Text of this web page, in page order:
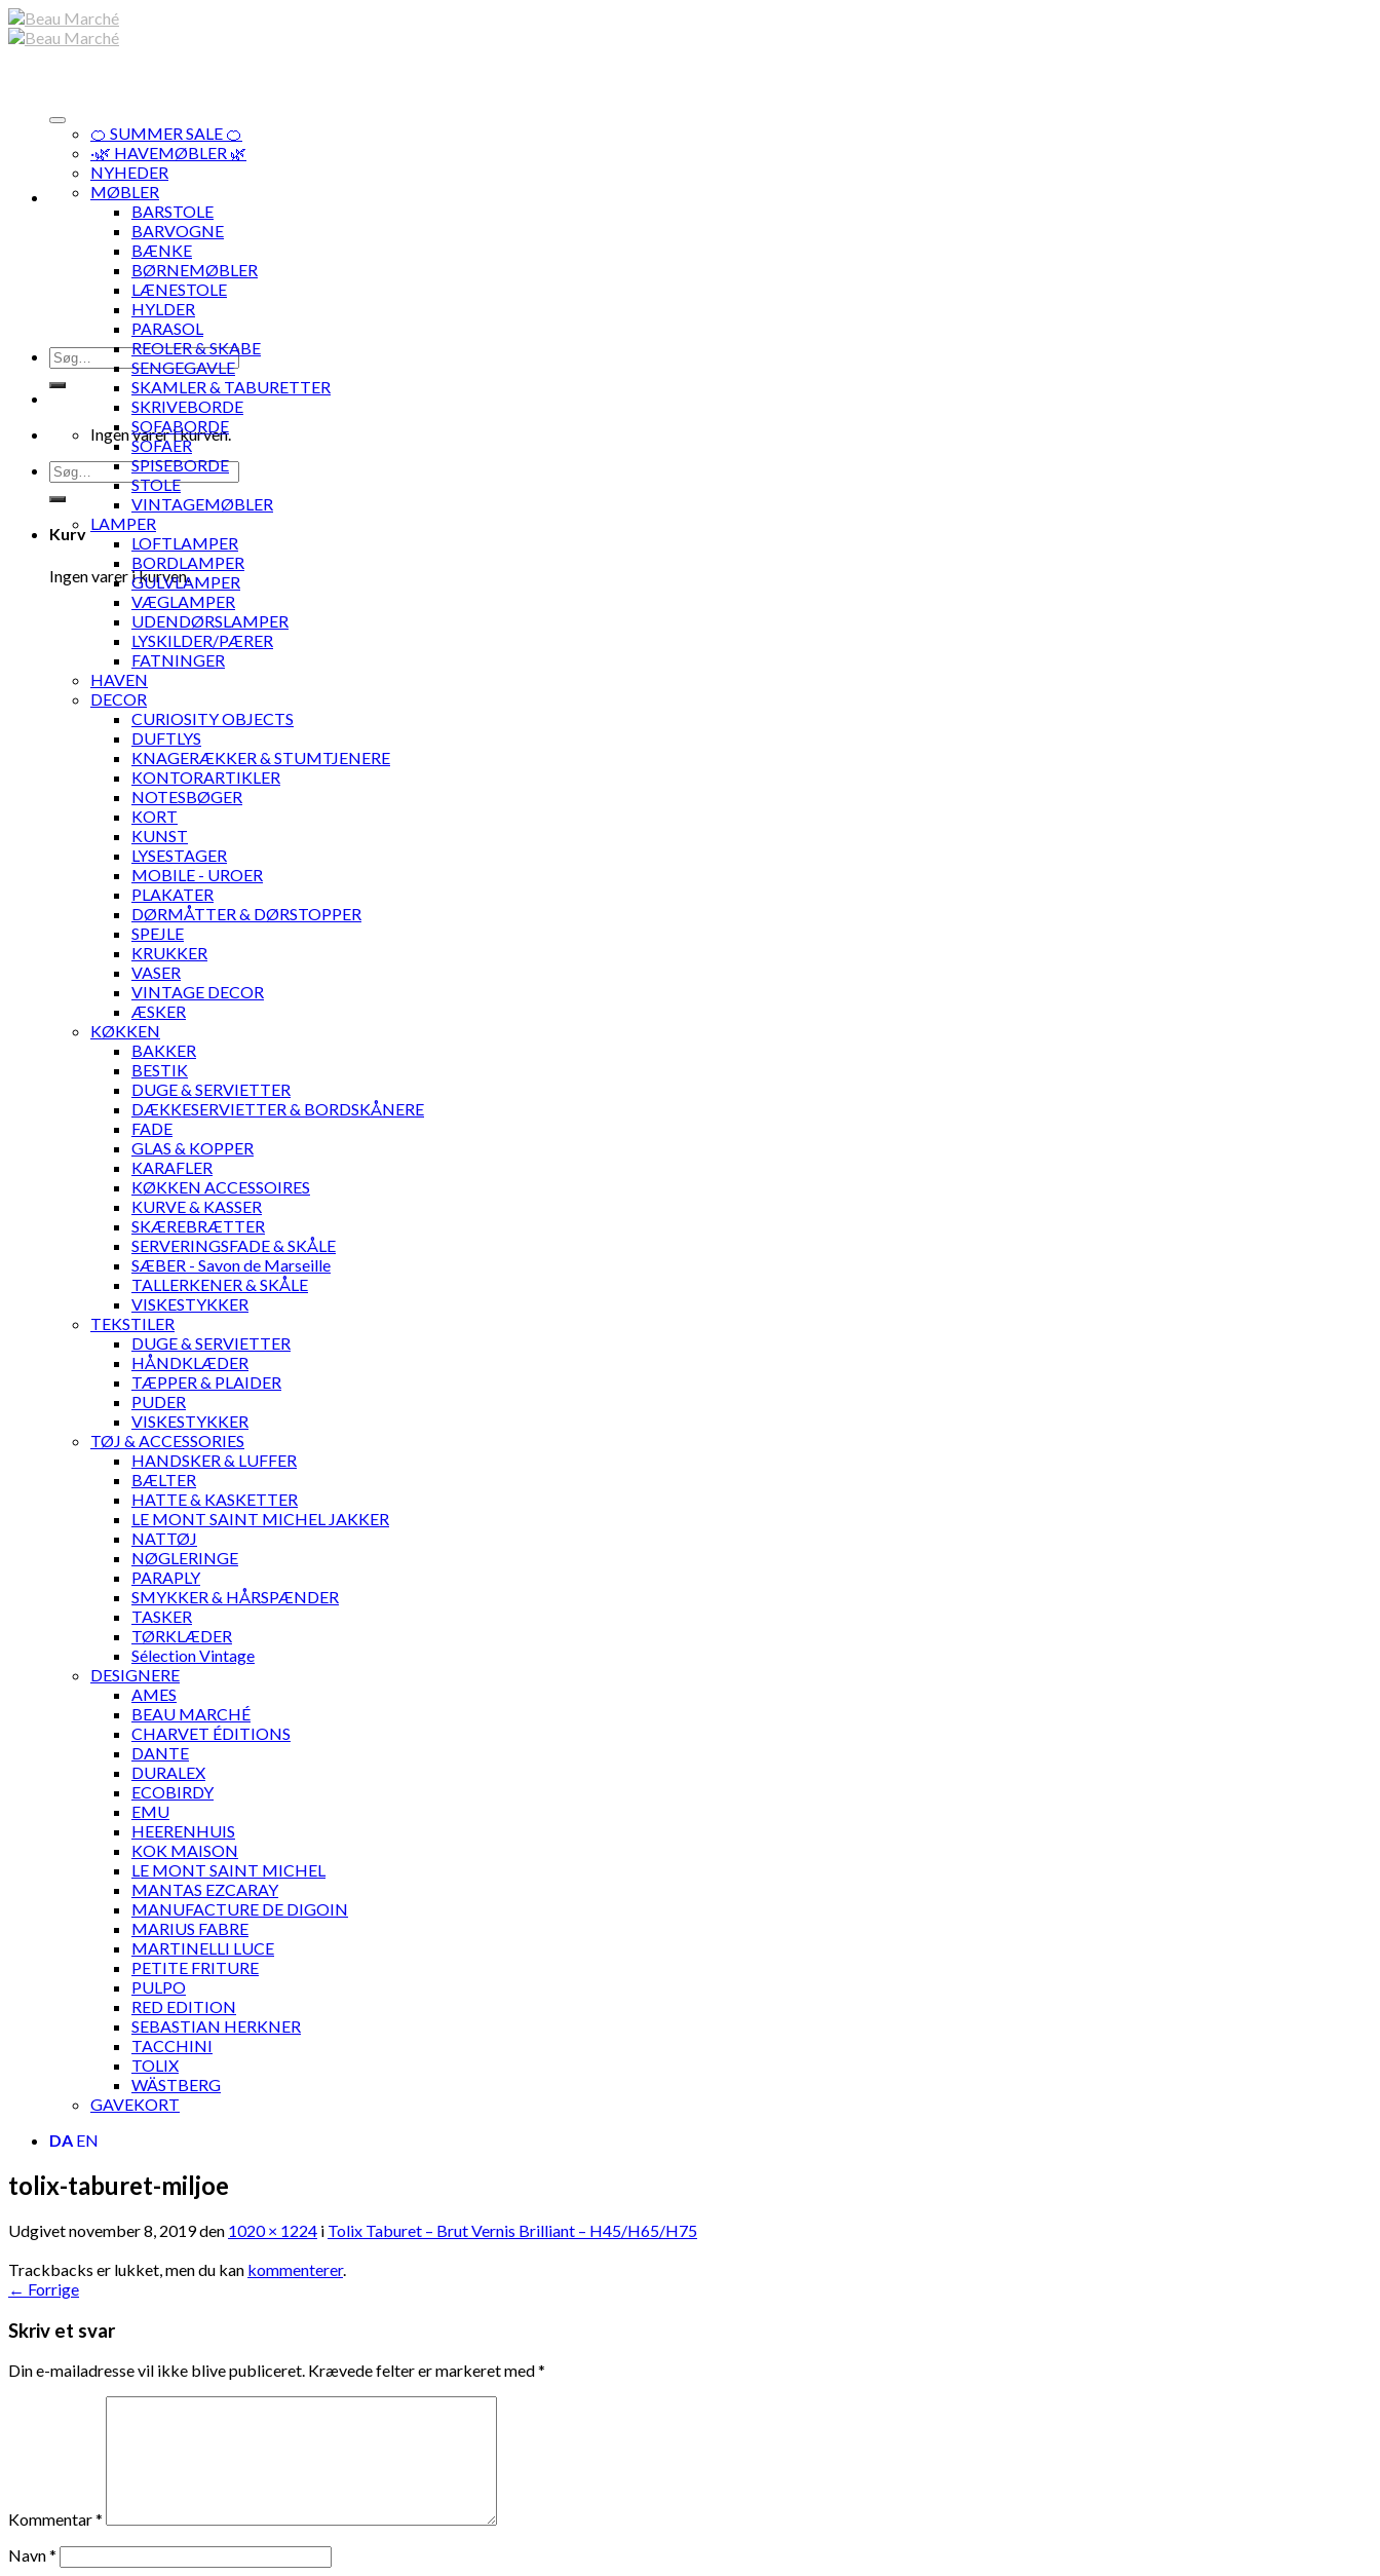
Skip
to
Søg
efter:
Ingen varer i kurven.
Søg
efter:
Kurv
Ingen varer i kurven.
🍊 SUMMER SALE 🍊
·🌿 HAVEMØBLER 🌿
NYHEDER
MØBLER
BARSTOLE
BARVOGNE
BÆNKE
BØRNEMØBLER
LÆNESTOLE
HYLDER
PARASOL
REOLER & SKABE
SENGEGAVLE
SKAMLER & TABURETTER
SKRIVEBORDE
SOFABORDE
SOFAER
SPISEBORDE
STOLE
VINTAGEMØBLER
LAMPER
LOFTLAMPER
BORDLAMPER
GULVLAMPER
VÆGLAMPER
UDENDØRSLAMPER
LYSKILDER/PÆRER
FATNINGER
HAVEN
DECOR
CURIOSITY OBJECTS
DUFTLYS
KNAGERÆKKER & STUMTJENERE
KONTORARTIKLER
NOTESBØGER
KORT
KUNST
LYSESTAGER
MOBILE - UROER
PLAKATER
DØRMÅTTER & DØRSTOPPER
SPEJLE
KRUKKER
VASER
VINTAGE DECOR
ÆSKER
KØKKEN
BAKKER
BESTIK
DUGE & SERVIETTER
DÆKKESERVIETTER & BORDSKÅNERE
FADE
GLAS & KOPPER
KARAFLER
KØKKEN ACCESSOIRES
KURVE & KASSER
SKÆREBRÆTTER
SERVERINGSFADE & SKÅLE
SÆBER - Savon de Marseille
TALLERKENER & SKÅLE
VISKESTYKKER
TEKSTILER
DUGE & SERVIETTER
HÅNDKLÆDER
TÆPPER & PLAIDER
PUDER
VISKESTYKKER
TØJ & ACCESSORIES
HANDSKER & LUFFER
BÆLTER
HATTE & KASKETTER
LE MONT SAINT MICHEL JAKKER
NATTØJ
NØGLERINGE
PARAPLY
SMYKKER & HÅRSPÆNDER
TASKER
TØRKLÆDER
Sélection Vintage
DESIGNERE
AMES
BEAU MARCHÉ
CHARVET ÉDITIONS
DANTE
DURALEX
ECOBIRDY
EMU
HEERENHUIS
KOK MAISON
LE MONT SAINT MICHEL
MANTAS EZCARAY
MANUFACTURE DE DIGOIN
MARIUS FABRE
MARTINELLI LUCE
PETITE FRITURE
PULPO
RED EDITION
SEBASTIAN HERKNER
TACCHINI
TOLIX
WÄSTBERG
GAVEKORT
DA EN
tolix-taburet-miljoe
Udgivetnovember 8, 2019den 1020 × 1224 i Tolix Taburet – Brut Vernis Brilliant – H45/H65/H75
Trackbacks er lukket, men du kan kommenterer.
← Forrige
Skriv et svar
Din e-mailadresse vil ikke blive publiceret. Krævede felter er markeret med*
Kommentar*
Navn*